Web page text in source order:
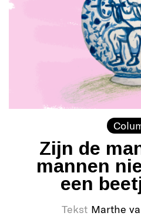
Zijn de
mannen
een
Tekst Marthe